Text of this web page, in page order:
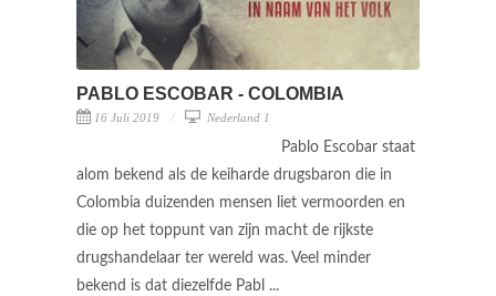
PABLO ESCOBAR - COLOMBIA
16 Juli 2019 Nederland 1
Pablo Escobar staat
alom bekend als de keiharde drugsbaron die in
Colombia duizenden mensen liet vermoorden en
die op het toppunt van zijn macht de rijkste
drugshandelaar ter wereld was. Veel minder
bekend is dat diezelfde Pabl ...